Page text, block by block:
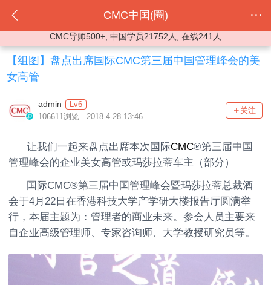
CMC中国(圈)
CMC导师500+, 中国学员21752人, 在线241人
【组图】盘点出席国际CMC第三届中国管理峰会的美
女高管
admin
Lv6
106611浏览 2018-4-28 13:46
关注
让我们一起来盘点出席本次国际CMC®第三届中国
管理峰会的企业美女高管或玛莎拉蒂车主（部分）
国际CMC®第三届中国管理峰会暨玛莎拉蒂总裁酒
会于4月22日在香港科技大学产学研大楼报告厅圆满举
行，本届主题为：管理者的商业未来。参会人员主要来
自企业高级管理师、专家咨询师、大学教授研究员等。